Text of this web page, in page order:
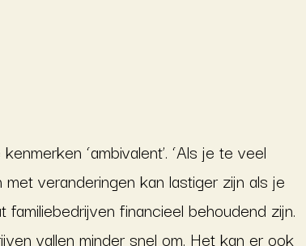
‘ambivalent’. ‘Als je te veel
veranderingen kan lastiger zijn als je
financieel behoudend zijn.
vallen minder snel om. Het kan er ook